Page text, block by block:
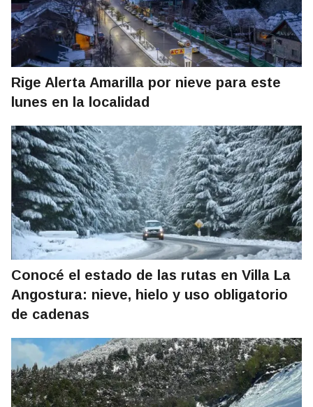
Rige Alerta Amarilla por nieve para este
lunes en la localidad
Conocé el estado de las rutas en Villa La
Angostura: nieve, hielo y uso obligatorio
de cadenas